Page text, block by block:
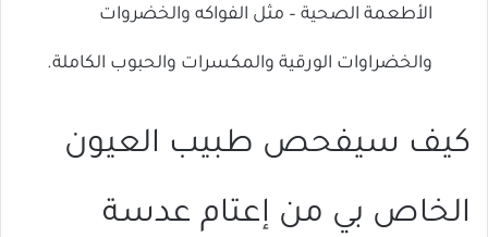
الأطعمة الصحية – مثل الفواكه والخضروات
والخضراوات الورقية والمكسرات والحبوب الكاملة.
كيف سيفحص طبيب العيون
الخاص بي من إعتام عدسة